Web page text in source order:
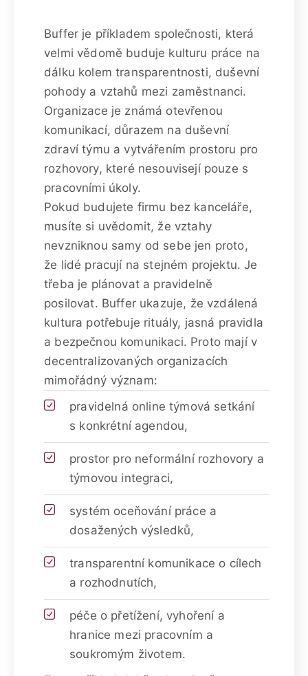
Buffer je příkladem společnosti, která
velmi vědomě buduje kulturu práce na
dálku kolem transparentnosti, duševní
pohody a vztahů mezi zaměstnanci.
Organizace je známá otevřenou
komunikací, důrazem na duševní
zdraví týmu a vytvářením prostoru pro
rozhovory, které nesouvisejí pouze s
pracovními úkoly.
Pokud budujete firmu bez kanceláře,
musíte si uvědomit, že vztahy
nevzniknou samy od sebe jen proto,
že lidé pracují na stejném projektu. Je
třeba je plánovat a pravidelně
posilovat. Buffer ukazuje, že vzdálená
kultura potřebuje rituály, jasná pravidla
a bezpečnou komunikaci. Proto mají v
decentralizovaných organizacích
mimořádný význam:
pravidelná online týmová setkání
s konkrétní agendou,
prostor pro neformální rozhovory a
týmovou integraci,
systém oceňování práce a
dosažených výsledků,
transparentní komunikace o cílech
a rozhodnutích,
péče o přetížení, vyhoření a
hranice mezi pracovním a
soukromým životem.